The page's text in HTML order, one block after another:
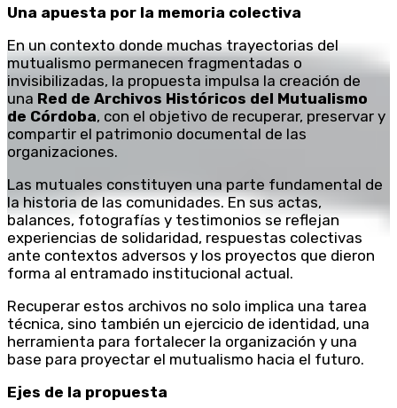
Una apuesta por la memoria colectiva
En un contexto donde muchas trayectorias del
mutualismo permanecen fragmentadas o
invisibilizadas, la propuesta impulsa la creación de
una Red de Archivos Históricos del Mutualismo
de Córdoba, con el objetivo de recuperar, preservar y
compartir el patrimonio documental de las
organizaciones.
Las mutuales constituyen una parte fundamental de
la historia de las comunidades. En sus actas,
balances, fotografías y testimonios se reflejan
experiencias de solidaridad, respuestas colectivas
ante contextos adversos y los proyectos que dieron
forma al entramado institucional actual.
Recuperar estos archivos no solo implica una tarea
técnica, sino también un ejercicio de identidad, una
herramienta para fortalecer la organización y una
base para proyectar el mutualismo hacia el futuro.
Ejes de la propuesta